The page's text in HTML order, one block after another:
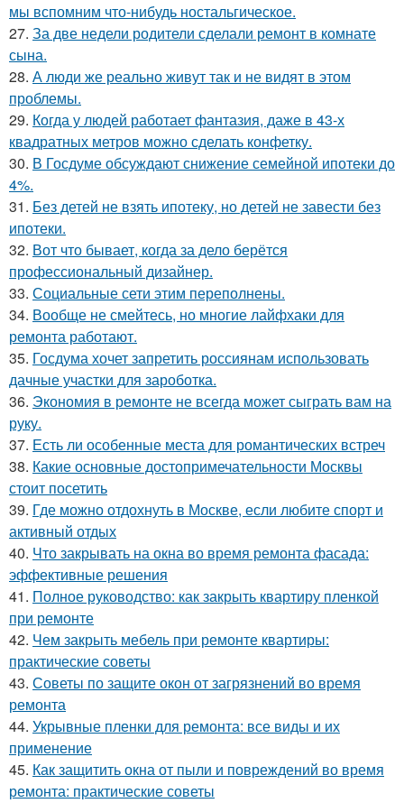
мы вспомним что-нибудь ностальгическое.
27. За две недели родители сделали ремонт в комнате
сына.
28. А люди же реально живут так и не видят в этом
проблемы.
29. Когда у людей работает фантазия, даже в 43-х
квадратных метров можно сделать конфетку.
30. В Госдуме обсуждают снижение семейной ипотеки до
4%.
31. Без детей не взять ипотеку, но детей не завести без
ипотеки.
32. Вот что бывает, когда за дело берётся
профессиональный дизайнер.
33. Социальные сети этим переполнены.
34. Вообще не смейтесь, но многие лайфхаки для
ремонта работают.
35. Госдума хочет запретить россиянам использовать
дачные участки для зароботка.
36. Экономия в ремонте не всегда может сыграть вам на
руку.
37. Есть ли особенные места для романтических встреч
38. Какие основные достопримечательности Москвы
стоит посетить
39. Где можно отдохнуть в Москве, если любите спорт и
активный отдых
40. Что закрывать на окна во время ремонта фасада:
эффективные решения
41. Полное руководство: как закрыть квартиру пленкой
при ремонте
42. Чем закрыть мебель при ремонте квартиры:
практические советы
43. Советы по защите окон от загрязнений во время
ремонта
44. Укрывные пленки для ремонта: все виды и их
применение
45. Как защитить окна от пыли и повреждений во время
ремонта: практические советы